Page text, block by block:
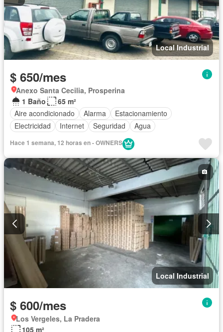
Local Industrial
$ 650/mes
Anexo Santa Cecilia, Prosperina
1 Baño
65 m²
Aire acondicionado
Alarma
Estacionamiento
Electricidad
Internet Seguridad Agua
Hace 1 semana, 12 horas en - OWNERS
Local Industrial
$ 600/mes
Los Vergeles, La Pradera
105 m²